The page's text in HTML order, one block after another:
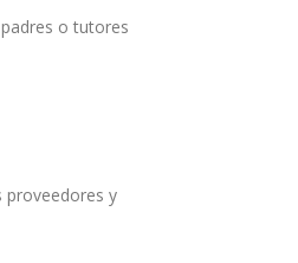
o tutores
proveedores y